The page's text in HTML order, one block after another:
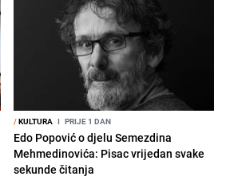
/KULTURA I PRIJE 1 DAN
Edo Popović o djelu Semezdina
Mehmedinovića: Pisac vrijedan svake
sekunde čitanja